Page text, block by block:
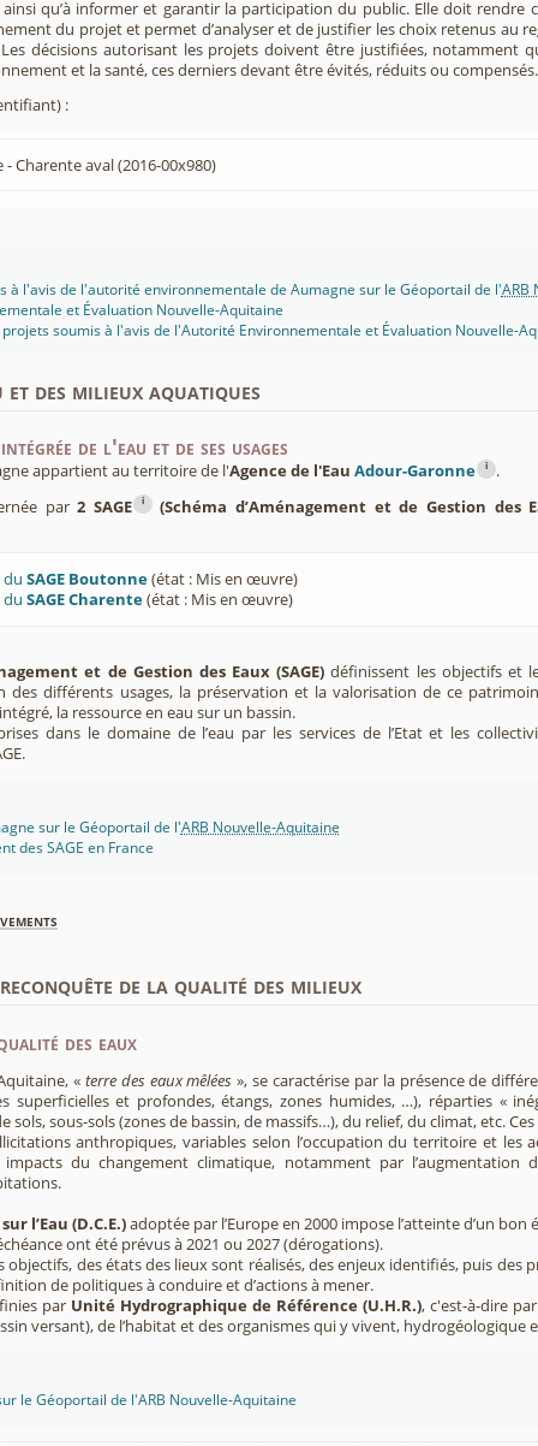
qu’à informer et garantir la participation du public. Elle doit rendre
du projet et permet d’analyser et de justifier les choix retenus au
décisions autorisant les projets doivent être justifiées, notamment
et la santé, ces derniers devant être évités, réduits ou compensés.
:
Charente aval (2016-00x980)
à l'avis de l'autorité environnementale de Aumagne sur le Géoportail de l'ARB
et Évaluation Nouvelle-Aquitaine
soumis à l'avis de l'Autorité Environnementale et Évaluation Nouvelle-
des milieux aquatiques
de l'eau et de ses usages
appartient au territoire de l'Agence de l'Eau Adour-Garonne i
.
par2 SAGE i (Schéma d’Aménagement et de Gestion des
duSAGE Boutonne(état : Mis en œuvre)
duSAGE Charente(état : Mis en œuvre)
et de Gestion des Eaux (SAGE) définissent les objectifs et
des différents usages, la préservation et la valorisation de ce
la ressource en eau sur un bassin.
dans le domaine de l’eau par les services de l’Etat et les
sur le Géoportail de l'ARB Nouvelle-Aquitaine
des SAGE en France
de la qualité des milieux
des eaux
« terre des eaux mêlées », se caractérise par la présence de
superficielles et profondes, étangs, zones humides, …), réparties «
sols, sous-sols (zones de bassin, de massifs…), du relief, du climat, etc.
anthropiques, variables selon l’occupation du territoire et les
impacts du changement climatique, notamment par l’augmentation
l’Eau (D.C.E.)adoptée par l’Europe en 2000 impose l’atteinte d’un
ont été prévus à 2021 ou 2027 (dérogations).
objectifs, des états des lieux sont réalisés, des enjeux identifiés, puis des
de politiques à conduire et d’actions à mener.
par Unité Hydrographique de Référence (U.H.R.), c'est-à-dire
versant), de l’habitat et des organismes qui y vivent, hydrogéologique
le Géoportail de l'ARB Nouvelle-Aquitaine